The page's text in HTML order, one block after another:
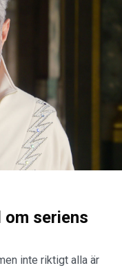
om seriens
inte riktigt alla är